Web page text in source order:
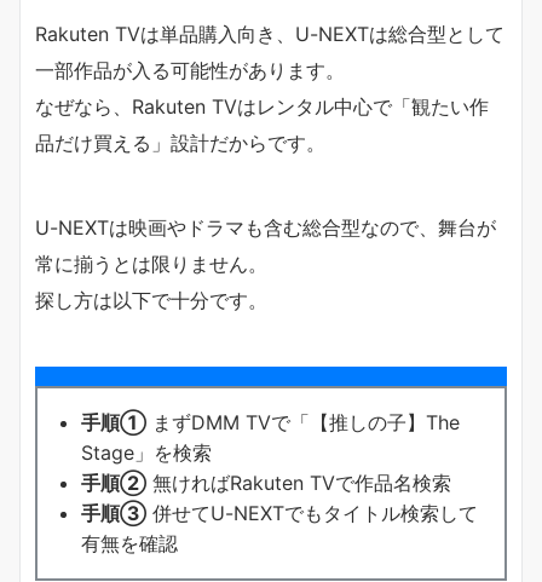
Rakuten TVは単品購入向き、U-NEXTは総合型として
一部作品が入る可能性があります。
なぜなら、Rakuten TVはレンタル中心で「観たい作
品だけ買える」設計だからです。
U-NEXTは映画やドラマも含む総合型なので、舞台が
常に揃うとは限りません。
探し方は以下で十分です。
手順① まずDMM TVで「【推しの子】The
Stage」を検索
手順② 無ければRakuten TVで作品名検索
手順③ 併せてU-NEXTでもタイトル検索して
有無を確認